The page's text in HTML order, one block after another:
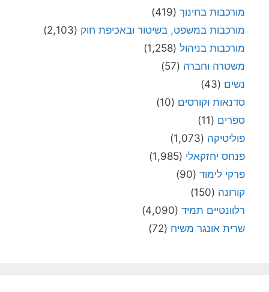
מורכבות בחינוך (419)
מורכבות במשפט, בשיטור ובאכיפת חוק (2,103)
מורכבות בניהול (1,258)
משטרה וחברה (57)
נשים (43)
סדנאות וקורסים (10)
ספרים (11)
פוליטיקה (1,073)
פנחס יחזקאלי (1,985)
פרקי לימוד (90)
קורונה (150)
רלוונטיים תמיד (4,090)
שרית אונגר משיח (72)